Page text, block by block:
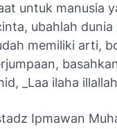
untuk manusia
ubahlah
memiliki arti,
_Laa ilaha
Ipmawan